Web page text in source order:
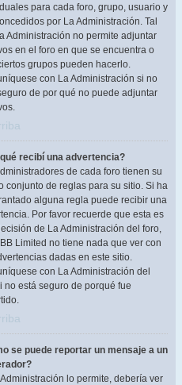
para cada foro, grupo, usuario y
por La Administración. Tal
Administración no permite adjuntar
en el foro en que se encuentra o
grupos pueden hacerlo.
con La Administración si no
de por qué no puede adjuntar
recibí una advertencia?
de cada foro tienen su
conjunto de reglas para su sitio. Si ha
alguna regla puede recibir una
Por favor recuerde que esta es
de La Administración del foro,
Limited no tiene nada que ver con
dadas en este sitio.
con La Administración del
no está seguro de porqué fue
se puede reportar un mensaje a un
lo permite, debería ver